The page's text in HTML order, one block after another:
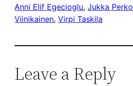
Anni Elif Egecioglu, Jukka Perko
Viinikainen, Virpi Taskila
Leave a Reply